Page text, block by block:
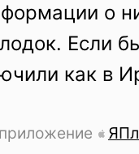
о
Если
как в